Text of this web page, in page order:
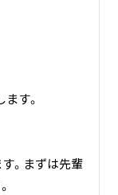
す。地元・銚子
で支え続けてい
す。
。まずは先輩